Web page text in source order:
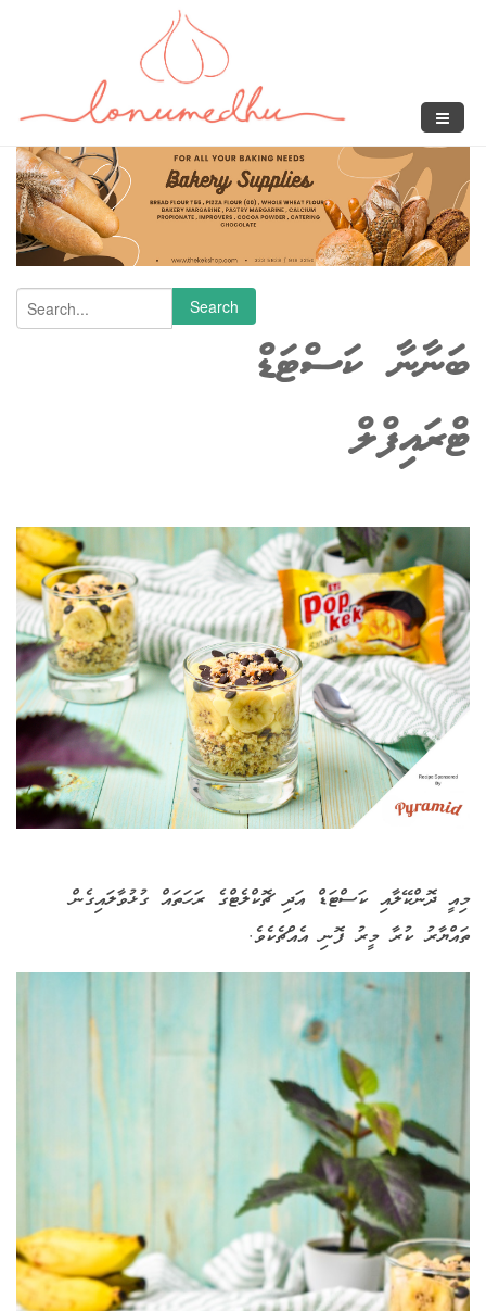
Search form
Search
ބަނާނާ ކަސްޓަޑް
ޓްރައިފްލް
މިއީ ދޮންކޭލާއި ކަސްޓަޑް އަދި ޗޮކްލެޓްގެ ރަހަތައް ގުޅުވާލައިގެން
ތައްޔާރު ކުރާ މީރު ފޮނި އެއްޗެކެވެ.